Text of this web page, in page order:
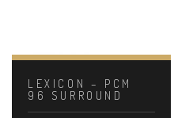
LEXICON – PCM
96 SURROUND